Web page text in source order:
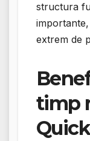
structura
extrem de
timp